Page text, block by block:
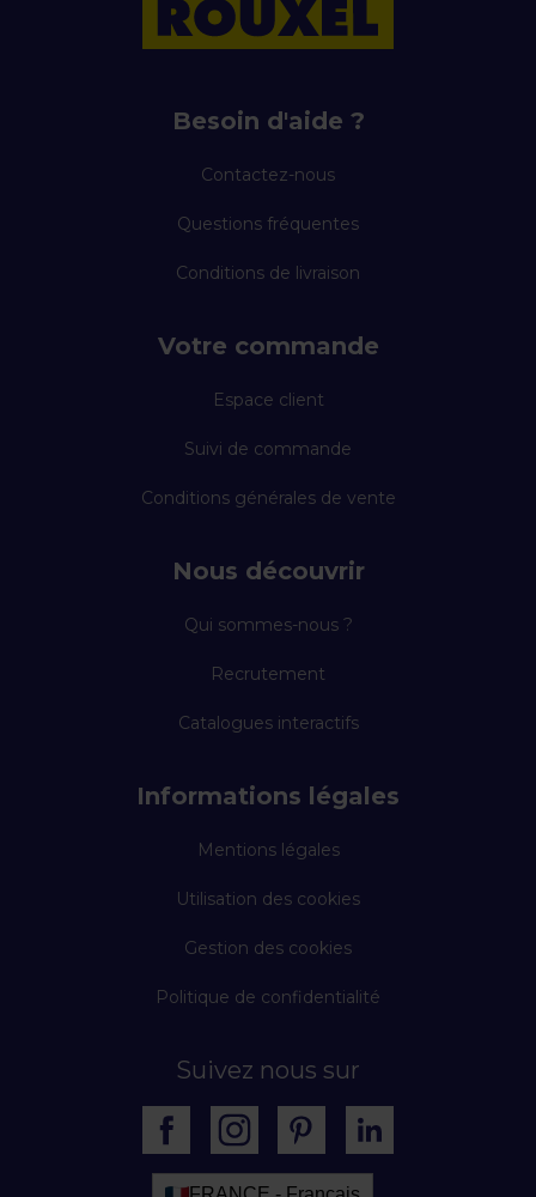
Besoin d'aide ?
Contactez-nous
Questions fréquentes
Conditions de livraison
Votre commande
Espace client
Suivi de commande
Conditions générales de vente
Nous découvrir
Qui sommes-nous ?
Recrutement
Catalogues interactifs
Informations légales
Mentions légales
Utilisation des cookies
Gestion des cookies
Politique de confidentialité
Suivez nous sur